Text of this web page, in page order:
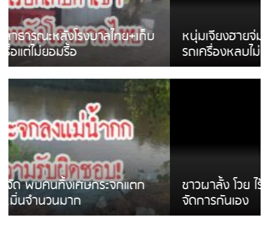
หนุ่มเจียงฮายจ่ม พบถังน้ำดื่มตกกลางถนน
รถเครื่องหลบไม่ทันล้มบาดเจ็บ
ชาวผาลั้ง โวย ไร้หน่วยงานดูแล ดินสไลด์ ต้อง
จัดการกันเอง